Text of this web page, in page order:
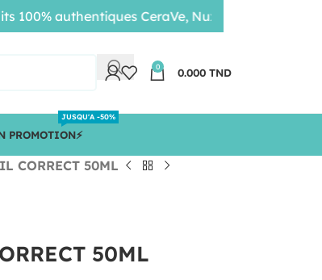
0 0.000 TND
PROMOTION⚡️
JUSQU'A -50%
CORRECT 50ML
50ML
authentiques CeraVe, Nuxe, Bioderma •